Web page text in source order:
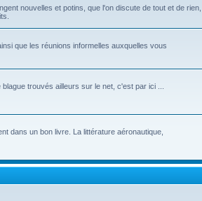
nouvelles et potins, que l'on discute de tout et de rien,
que les réunions informelles auxquelles vous
trouvés ailleurs sur le net, c'est par ici ...
dans un bon livre. La littérature aéronautique,